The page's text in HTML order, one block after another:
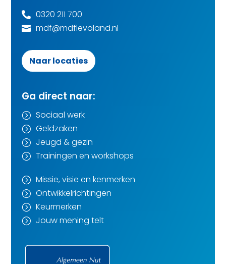
 0320 211 700
 mdf@mdflevoland.nl
Naar locaties
Ga direct naar:
= Sociaal werk
= Geldzaken
= Jeugd & gezin
= Trainingen en workshops
= Missie, visie en kenmerken
= Ontwikkelrichtingen
= Keurmerken
= Jouw mening telt